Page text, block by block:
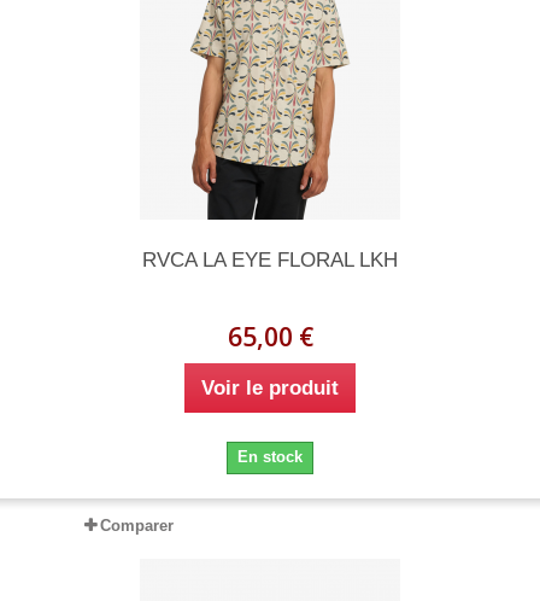
RVCA LA EYE FLORAL LKH
65,00 €
Voir le produit
En stock
Comparer